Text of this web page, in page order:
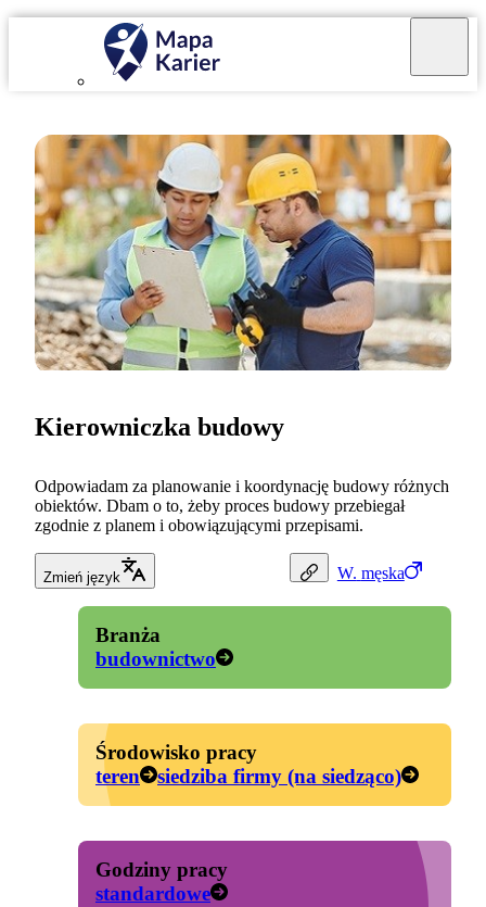
W. męska
Kierowniczka budowy
Odpowiadam za planowanie i koordynację budowy różnych
obiektów. Dbam o to, żeby proces budowy przebiegał
zgodnie z planem i obowiązującymi przepisami.
Zmień język
Branża
budownictwo
Środowisko pracy
teren
siedziba firmy (na siedząco)
Godziny pracy
standardowe